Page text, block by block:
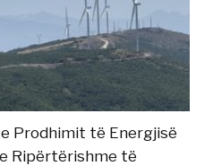
Prodhimit të Energjisë
Ripërtërishme të